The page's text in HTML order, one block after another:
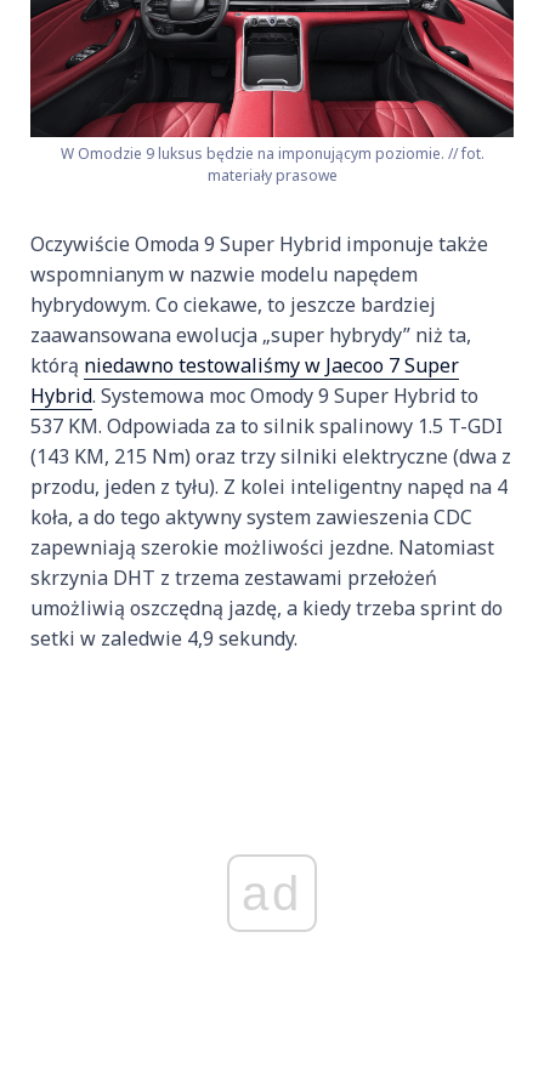
W Omodzie 9 luksus będzie na imponującym poziomie. // fot.
materiały prasowe
Oczywiście Omoda 9 Super Hybrid imponuje także
wspomnianym w nazwie modelu napędem
hybrydowym. Co ciekawe, to jeszcze bardziej
zaawansowana ewolucja „super hybrydy” niż ta,
którą niedawno testowaliśmy w Jaecoo 7 Super
Hybrid. Systemowa moc Omody 9 Super Hybrid to
537 KM. Odpowiada za to silnik spalinowy 1.5 T-GDI
(143 KM, 215 Nm) oraz trzy silniki elektryczne (dwa z
przodu, jeden z tyłu). Z kolei inteligentny napęd na 4
koła, a do tego aktywny system zawieszenia CDC
zapewniają szerokie możliwości jezdne. Natomiast
skrzynia DHT z trzema zestawami przełożeń
umożliwią oszczędną jazdę, a kiedy trzeba sprint do
setki w zaledwie 4,9 sekundy.
ad